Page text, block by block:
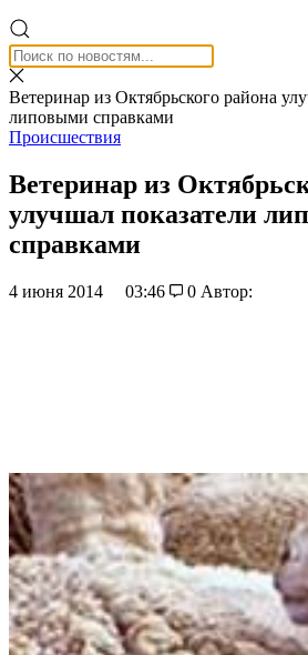
Ветеринар из Октябрьского района
липовыми справками
Происшествия
Ветеринар из
улучшал показатели
справками
4 июня 2014 03:46 0 Автор: